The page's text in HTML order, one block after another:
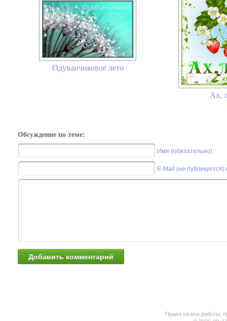
Одуванчиковое лето
Ах,
Обсуждение по теме:
Имя (обязательно)
E-Mail (не
Права на все работы,